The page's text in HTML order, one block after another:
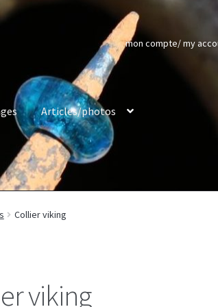
mon compte/ my
Articles/photos
Collier viking
viking